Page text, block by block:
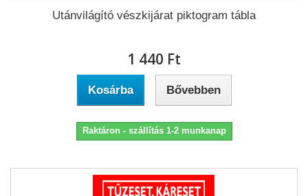
Utánvilágító vészkijárat piktogram tábla
1 440 Ft‎
Kosárba Bővebben
Raktáron - szállítás 1-2 munkanap